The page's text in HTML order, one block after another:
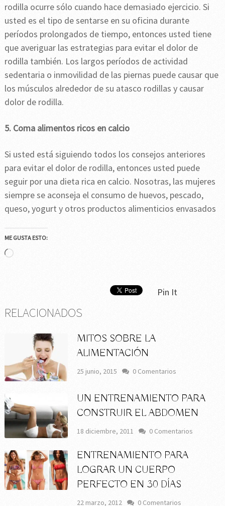
rodilla ocurre sólo cuando hace demasiado ejercicio. Si
usted es el tipo de sentarse en su oficina durante
períodos prolongados de tiempo, entonces usted tiene
que averiguar las estrategias para evitar el dolor de
rodilla también. Los largos períodos de actividad
sedentaria o inmovilidad de las piernas puede causar que
los músculos alrededor de su atasco rodillas y causar
dolor de rodilla.
5. Coma alimentos ricos en calcio
Si usted está siguiendo todos los consejos anteriores
para evitar el dolor de rodilla, entonces usted puede
seguir por una dieta rica en calcio. Nosotras, las mujeres
siempre se aconseja el consumo de huevos, pescado,
queso, yogurt y otros productos alimenticios envasados
ME GUSTA ESTO:
Cargando...
Pin It
RELACIONADOS
MITOS SOBRE LA
ALIMENTACIÓN
25 junio, 2015 0 Comentarios
UN ENTRENAMIENTO PARA
CONSTRUIR EL ABDOMEN
18 diciembre, 2011 0 Comentarios
ENTRENAMIENTO PARA
LOGRAR UN CUERPO
PERFECTO EN 30 DÍAS
22 marzo, 2012 0 Comentarios